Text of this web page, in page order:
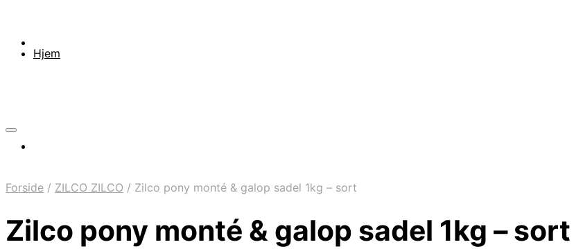
Hjem
Forside / ZILCO ZILCO / Zilco pony monté & galop sadel 1kg – sort
Zilco pony monté & galop sadel 1kg – sort